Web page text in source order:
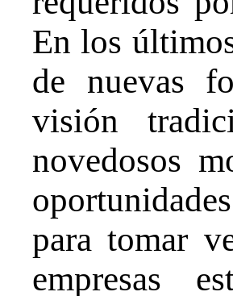
En los
de nuevas
visión
novedosos
para tomar
empresas